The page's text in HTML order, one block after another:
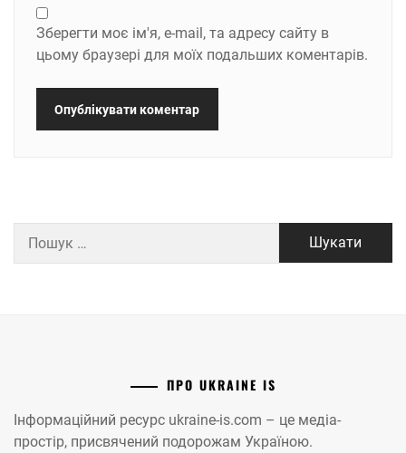
Зберегти моє ім'я, e-mail, та адресу сайту в
цьому браузері для моїх подальших коментарів.
ПРО UKRAINE IS
Інформаційний ресурс ukraine-is.com – це медіа-
простір, присвячений подорожам Україною.